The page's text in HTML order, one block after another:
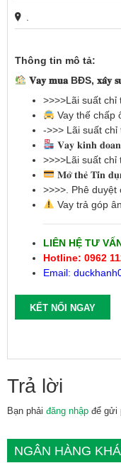
Thông tin mô tả:
𝐕𝐚𝐲 𝐦𝐮𝐚 BĐS, 𝐱𝐚̂𝐲
>>>>Lãi suất chỉ
Vay thế chấp
->>> Lãi suất
𝐕𝐚𝐲 𝐤𝐢𝐧𝐡
>>>>Lãi suất chỉ
𝐌𝐨̛̉ 𝐭𝐡𝐞̉ 𝐓𝐢́𝐧
>>>>. Phê
Vay trả góp
LIÊN HỆ TƯ
Hotline: 0962
Email:
KẾT NỐI NGAY
Trả lời
Bạn phải đăng nhập để gửi
NGÂN HÀNG